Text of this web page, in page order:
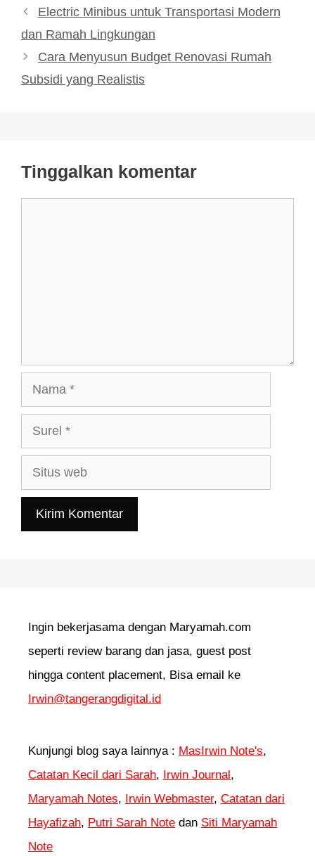
Electric Minibus untuk Transportasi Modern
dan Ramah Lingkungan
Cara Menyusun Budget Renovasi Rumah
Subsidi yang Realistis
Tinggalkan komentar
Nama
Surel
Situs
web
Ingin bekerjasama dengan Maryamah.com
seperti review barang dan jasa, guest post
hingga content placement, Bisa email ke
Irwin@tangerangdigital.id
Kunjungi blog saya lainnya : MasIrwin Note's,
Catatan Kecil dari Sarah, Irwin Journal ,
Maryamah Notes, Irwin Webmaster, Catatan dari
Hayafizah, Putri Sarah Note dan Siti Maryamah
Note